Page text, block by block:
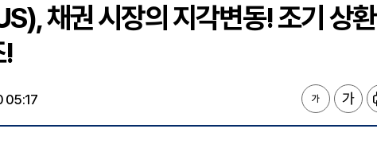
채권 시장의 지각변동! 조기 상환
!
05:17